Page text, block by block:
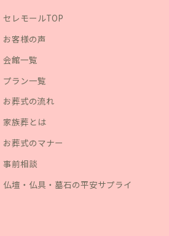
セレモールTOP
お客様の声
会館一覧
プラン一覧
お葬式の流れ
家族葬とは
お葬式のマナー
事前相談
仏壇・仏具・墓石の平安サプライ